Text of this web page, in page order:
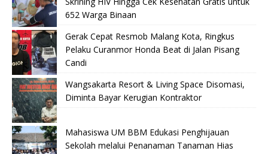
652 Warga Binaan
Gerak Cepat Resmob Malang Kota, Ringkus
Pelaku Curanmor Honda Beat di Jalan Pisang
Candi
Wangsakarta Resort & Living Space Disomasi,
Diminta Bayar Kerugian Kontraktor
Mahasiswa UM BBM Edukasi Penghijauan
Sekolah melalui Penanaman Tanaman Hias